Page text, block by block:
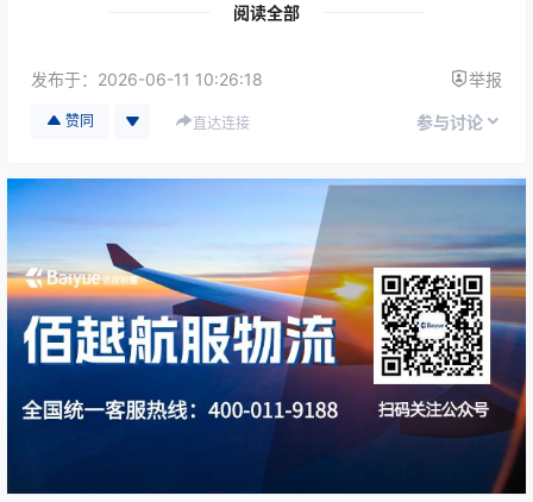
货物搭乘商业航班运输，并在目的地完成交接。
但在实际项目中，不同客户面临的问题往往截然不同：
飞机停场等待航材到位
汽车工厂生产线即将停工
临床样本必须在规定时间内送达实验室
高价值芯片需要避免任何中转风险
因此，专业OBC服务商不会采用统一方案，而是根据项
目需求进行定制化设计。
根据时效要求定制运输方案
阅读全部
发布于： 2026-06-11 10:26:18 举报
赞同 直达连接 参与讨论